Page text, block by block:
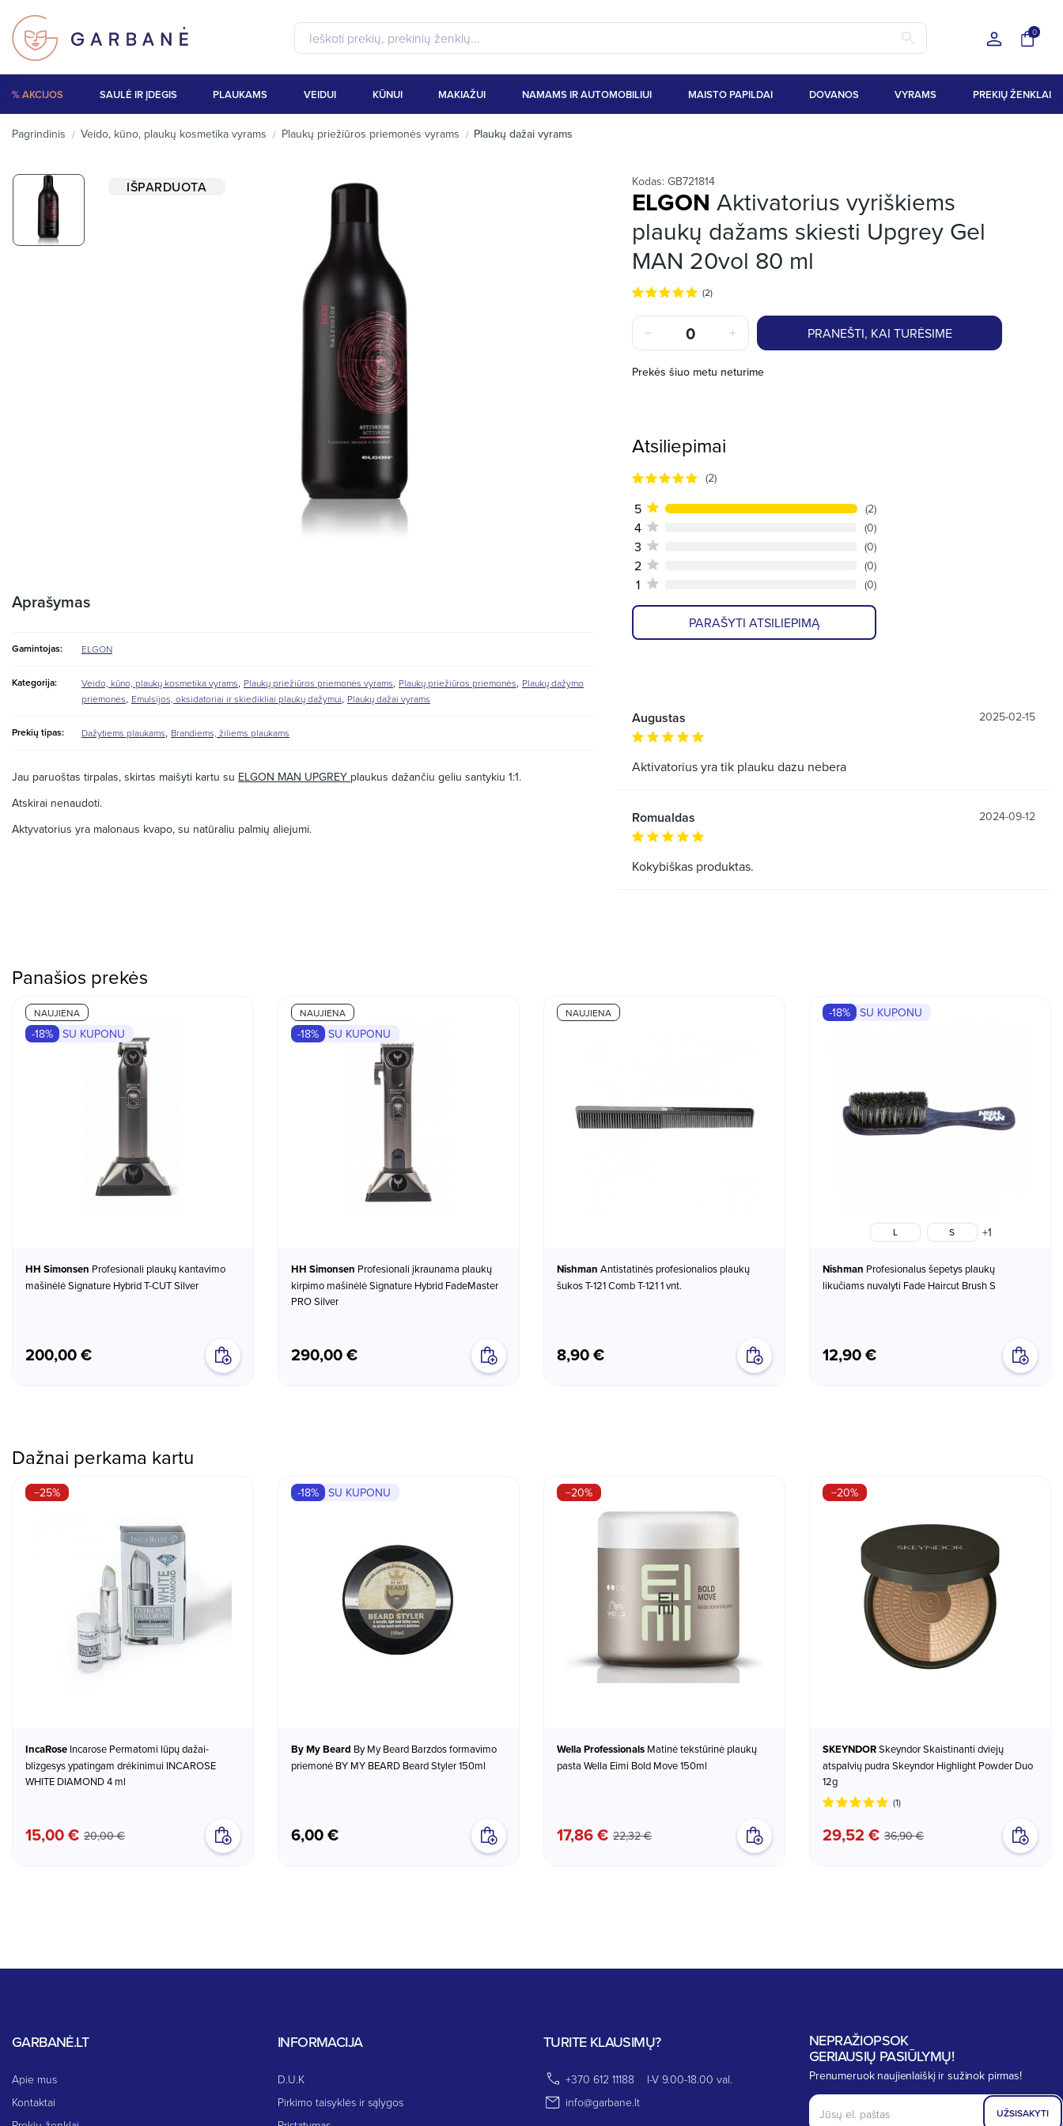
0
% AKCIJOS SAULĖ IR ĮDEGIS PLAUKAMS VEIDUI KŪNUI MAKIAŽUI NAMAMS IR AUTOMOBILIUI MAISTO PAPILDAI DOVANOS VYRAMS PREKIŲ ŽENKLAI
Pagrindinis Veido, kūno, plaukų kosmetika vyrams Plaukų priežiūros priemonės vyrams Plaukų dažai vyrams
IŠPARDUOTA
Aprašymas
Gamintojas: ELGON
Kategorija: Veido, kūno, plaukų kosmetika vyrams, Plaukų priežiūros priemonės vyrams, Plaukų priežiūros priemonės, Plaukų dažymo
priemonės, Emulsijos, oksidatoriai ir skiedikliai plaukų dažymui, Plaukų dažai vyrams
Prekių tipas: Dažytiems plaukams, Brandiems, žiliems plaukams
Jau paruoštas tirpalas, skirtas maišyti kartu su ELGON MAN UPGREY plaukus dažančiu geliu santykiu 1:1.
Atskirai nenaudoti.
Aktyvatorius yra malonaus kvapo, su natūraliu palmių aliejumi.
Kodas: GB721814
ELGON Aktivatorius vyriškiems
plaukų dažams skiesti Upgrey Gel
MAN 20vol 80 ml
(2)
PRANEŠTI, KAI TURĖSIME
Prekės šiuo metu neturime
Atsiliepimai
(2)
5 (2)
4 (0)
3 (0)
2 (0)
1 (0)
PARAŠYTI ATSILIEPIMĄ
Augustas 2025-02-15
Aktivatorius yra tik plauku dazu nebera
Romualdas 2024-09-12
Kokybiškas produktas.
Panašios prekės
HH Simonsen
mašinėlė Signature Hybrid T-CUT Silver
200,00 €
NAUJIENA
-18% SU KUPONU
HH Simonsen
kirpimo mašinėlė Signature Hybrid FadeMaster
PRO Silver
290,00 €
NAUJIENA
-18% SU KUPONU
Nishman
šukos T-121 Comb T-121 1 vnt.
8,90 €
NAUJIENA
L S +1
Nishman
likučiams nuvalyti Fade Haircut Brush S
12,90 €
-18% SU KUPONU
Dažnai perkama kartu
IncaRose Incarose Permatomi lūpų dažai-
blizgesys ypatingam drėkinimui INCAROSE
WHITE DIAMOND 4 ml
15,00 € 20,00 €
−25%
By My Beard By My Beard Barzdos formavimo
priemonė BY MY BEARD Beard Styler 150ml
6,00 €
-18% SU KUPONU
Wella Professionals Matinė tekstūrinė plaukų
pasta Wella Eimi Bold Move 150ml
17,86 € 22,32 €
−20%
SKEYNDORSkeyndor Skaistinanti dviejų
atspalvių pudra Skeyndor Highlight Powder Duo
12g
(1)
29,52 € 36,90 €
−20%
GARBANĖ.LT
Apie mus
Kontaktai
INFORMACIJA
D.U.K
Pirkimo taisyklės ir sąlygos
TURITE KLAUSIMŲ?
+370 612 11188
I-V 9.00-18.00 val.
info@garbane.lt
NEPRAŽIOPSOK
GERIAUSIŲ PASIŪLYMŲ!
Prenumeruok naujienlaiškį ir sužinok pirmas!
UŽSISAKYTI